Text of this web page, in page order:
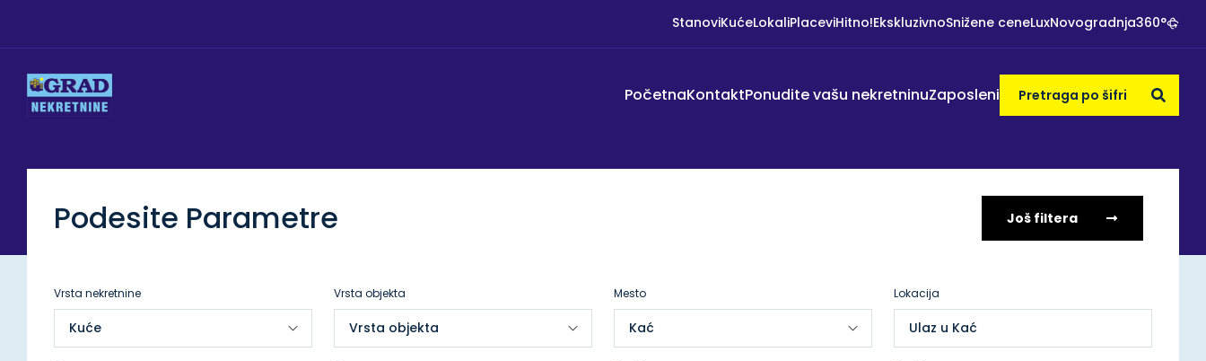
StanoviKućeLokaliPlaceviHitno!EkskluzivnoSnižene ceneLuxNovogradnja360°
PočetnaKontaktPonudite vašu nekretninuZaposleni
Podesite Parametre Još filtera
Vrsta nekretnine Vrsta objekta Mesto Lokacija
Ulaz u Kać